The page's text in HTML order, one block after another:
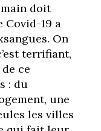
doit
Covid-19 a
On
terrifiant,
ce
: du
une
les villes